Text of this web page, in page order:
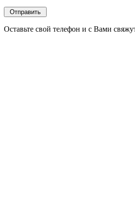
Оставьте свой телефон и с Вами